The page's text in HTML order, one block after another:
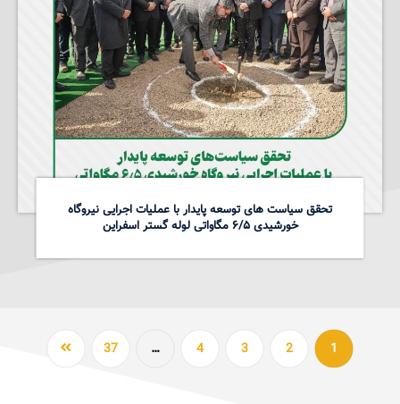
تحقق سیاست های توسعه پایدار با عملیات اجرایی نیروگاه
خورشیدی ۶/۵ مگاواتی لوله گستر اسفراین
1
2
3
4
…
37